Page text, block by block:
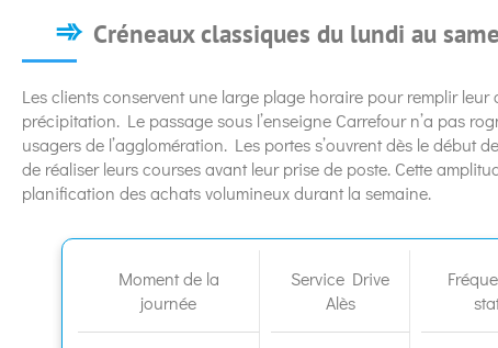
Créneaux classiques du lundi au
Les clients conservent une large plage horaire pour remplir
précipitation. Le passage sous l’enseigne Carrefour n’a pas
usagers de l’agglomération. Les portes s’ouvrent dès le début
de réaliser leurs courses avant leur prise de poste. Cette
planification des achats volumineux durant la semaine.
Moment de la
journée
Service Drive
Alès